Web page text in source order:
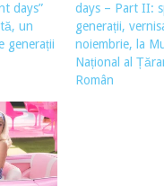
days”
un
generații
days – Part II:
generații,
noiembrie, la
Național al
Român